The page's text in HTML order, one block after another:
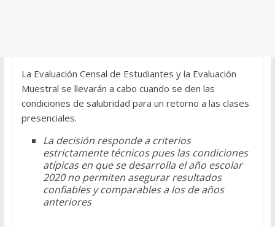
La Evaluación Censal de Estudiantes y la Evaluación
Muestral se llevarán a cabo cuando se den las
condiciones de salubridad para un retorno a las clases
presenciales.
La decisión responde a criterios
estrictamente técnicos pues las condiciones
atípicas en que se desarrolla el año escolar
2020 no permiten asegurar resultados
confiables y comparables a los de años
anteriores